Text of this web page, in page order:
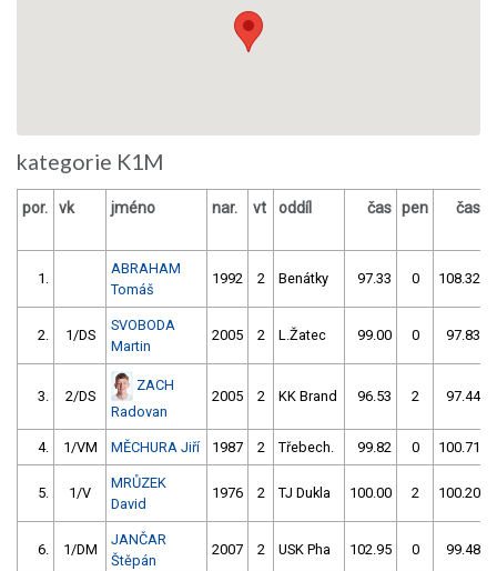
kategorie K1M
por. vk jméno nar. vt oddíl čas pen čas
1.
ABRAHAM
Tomáš
1992 2 Benátky 97.33 0 108.32
2. 1/DS
SVOBODA
Martin
2005 2 L.Žatec 99.00 0 97.83
3. 2/DS
ZACH
Radovan
2005 2 KK Brand 96.53 2 97.44
4. 1/VM MĚCHURA Jiří 1987 2 Třebech. 99.82 0 100.71
5. 1/V
MRŮZEK
David
1976 2 TJ Dukla 100.00 2 100.20
6. 1/DM
JANČAR
Štěpán
2007 2 USK Pha 102.95 0 99.48